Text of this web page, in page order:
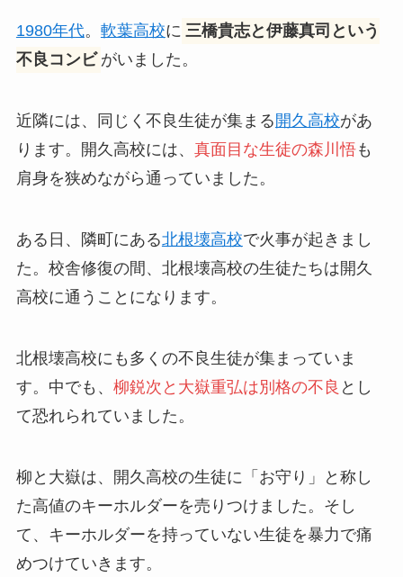
1980年代。 軟葉高校に 三橋貴志と伊藤真司という
不良コンビ がいました。
近隣には、同じく不良生徒が集まる 開久高校があ
ります。開久高校には、 真面目な生徒の森川悟も
肩身を狭めながら通っていました。
ある日、隣町にある北根壊高校で火事が起きまし
た。校舎修復の間、北根壊高校の生徒たちは開久
高校に通うことになります。
北根壊高校にも多くの不良生徒が集まっていま
す。中でも、 柳鋭次と大嶽重弘は別格の不良 とし
て恐れられていました。
柳と大嶽は、開久高校の生徒に「お守り」と称し
た高値のキーホルダーを売りつけました。そし
て、キーホルダーを持っていない生徒を暴力で痛
めつけていきます。